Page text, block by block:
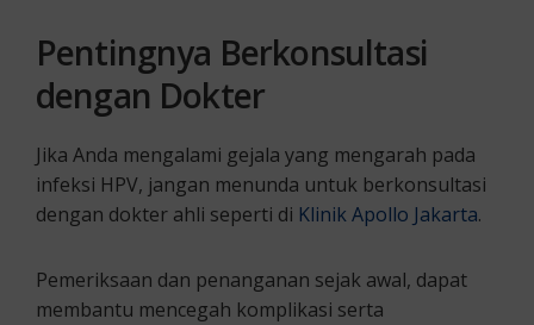
Pentingnya Berkonsultasi
dengan Dokter
Jika Anda mengalami gejala yang mengarah pada
infeksi HPV, jangan menunda untuk berkonsultasi
dengan dokter ahli seperti di Klinik Apollo Jakarta.
Pemeriksaan dan penanganan sejak awal, dapat
membantu mencegah komplikasi serta